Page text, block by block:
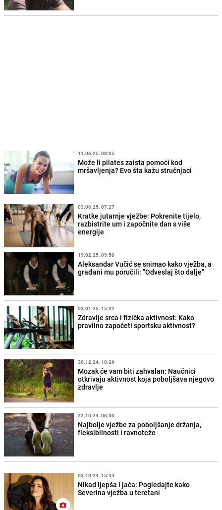
11.06.25. 08:05
Može li pilates zaista pomoći kod
mršavljenja? Evo šta kažu stručnjaci
03.06.25. 07:27
Kratke jutarnje vježbe: Pokrenite tijelo,
razbistrite um i započnite dan s više
energije
19.02.25. 09:50
Aleksandar Vučić se snimao kako vježba, a
građani mu poručili: "Odveslaj što dalje"
03.01.25. 15:32
Zdravlje srca i fizička aktivnost: Kako
pravilno započeti sportsku aktivnost?
30.12.24. 10:26
Mozak će vam biti zahvalan: Naučnici
otkrivaju aktivnost koja poboljšava njegovo
zdravlje
23.10.24. 06:30
Najbolje vježbe za poboljšanje držanja,
fleksibilnosti i ravnoteže
03.10.24. 15:44
Nikad ljepša i jača: Pogledajte kako
Severina vježba u teretani